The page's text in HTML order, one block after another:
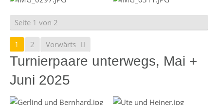
Seite 1 von 2
1 2 Vorwärts
Turnierpaare unterwegs, Mai +
Juni 2025